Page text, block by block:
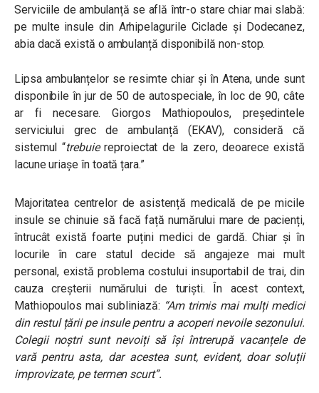
Serviciile de ambulanță se află într-o stare chiar mai slabă:
pe multe insule din Arhipelagurile Ciclade și Dodecanez,
abia dacă există o ambulanță disponibilă non-stop.
Lipsa ambulanțelor se resimte chiar și în Atena, unde sunt
disponibile în jur de 50 de autospeciale, în loc de 90, câte
ar fi necesare. Giorgos Mathiopoulos, președintele
serviciului grec de ambulanță (EKAV), consideră că
sistemul“trebuiereproiectat de la zero, deoarece există
lacune uriașe în toată țara.”
Majoritatea centrelor de asistență medicală de pe micile
insule se chinuie să facă față numărului mare de pacienți,
întrucât există foarte puțini medici de gardă. Chiar și în
locurile în care statul decide să angajeze mai mult
personal, există problema costului insuportabil de trai, din
cauza creșterii numărului de turiști. În acest context,
Mathiopoulos mai subliniază: “Am trimis mai mulți medici
din restul țării pe insule pentru a acoperi nevoile sezonului.
Colegii noștri sunt nevoiți să își întrerupă vacanțele de
vară pentru asta, dar acestea sunt, evident, doar soluții
improvizate, pe termen scurt”.